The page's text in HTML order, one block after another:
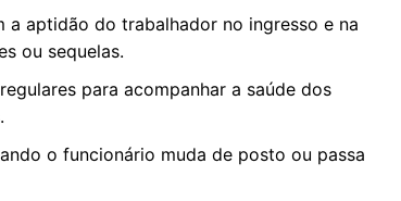
a aptidão do trabalhador no ingresso e na
ou sequelas.
para acompanhar a saúde dos
o funcionário muda de posto ou passa